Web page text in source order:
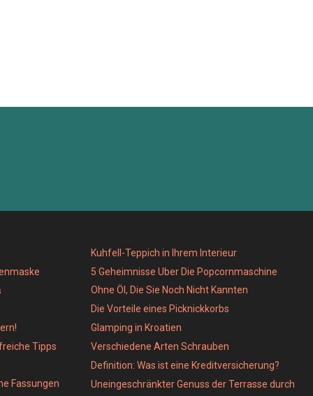
Tipps
Fassungen
Kuhfell-Teppich in Ihrem Interieur
5 Geheimnisse Uber Die Popcornmaschine
Ohne Öl, Die Sie Noch Nicht Kannten
Die Vorteile eines Picknickkorbs
Glamping in Kroatien
Verschiedene Arten Schrauben
Definition: Was ist eine Kreditversicherung?
Uneingeschränkter Genuss der Terrasse durch